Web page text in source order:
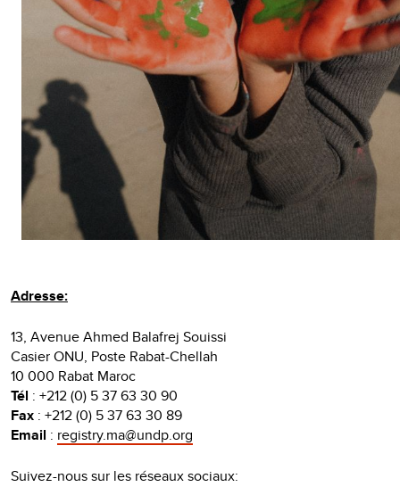
Adresse:
13, Avenue Ahmed Balafrej Souissi
Casier ONU, Poste Rabat-Chellah
10 000 Rabat Maroc
Tél : +212 (0) 5 37 63 30 90
Fax : +212 (0) 5 37 63 30 89
Email : registry.ma@undp.org
Suivez-nous sur les réseaux sociaux: